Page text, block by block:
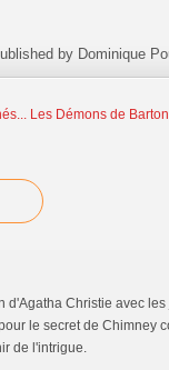
by Dominique
Les Démons de
Christie avec
le secret de Chimney
de l'intrigue.